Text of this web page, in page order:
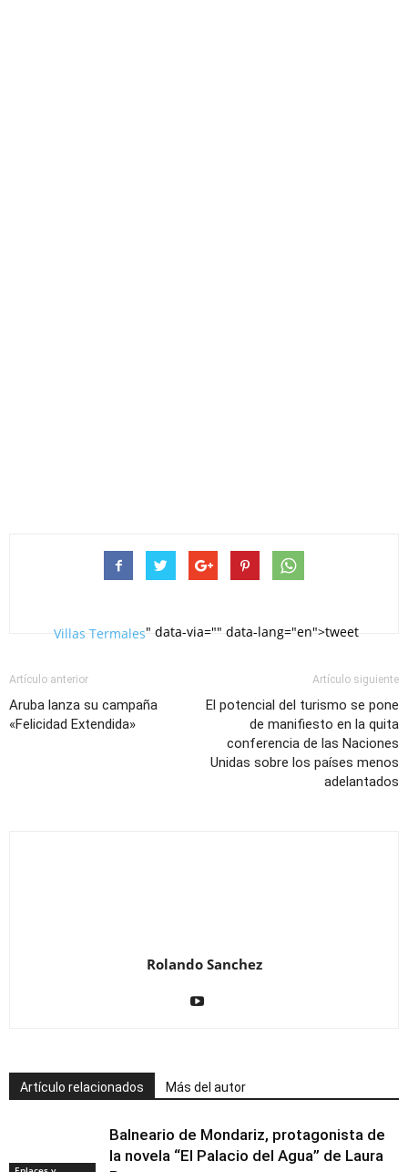
Villas Termales" data-via="" data-lang="en">tweet
Artículo anterior
Aruba lanza su campaña
«Felicidad Extendida»
Artículo siguiente
El potencial del turismo se pone
de manifiesto en la quita
conferencia de las Naciones
Unidas sobre los países menos
adelantados
Rolando Sanchez
Artículo relacionados Más del autor
Balneario de Mondariz, protagonista de
la novela “El Palacio del Agua” de Laura